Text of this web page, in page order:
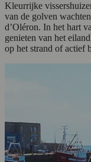
Kleurrijke
van de golven
d’Oléron. In het hart
genieten van het
op het strand of actief